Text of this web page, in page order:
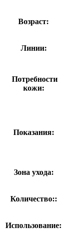
Возраст:
Линии:
Потребности
кожи:
Показания:
Зона ухода:
Количество::
Использование: